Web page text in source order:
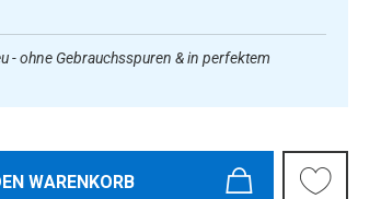
- ohne Gebrauchsspuren & in perfektem
WARENKORB